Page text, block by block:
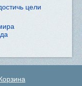
цели